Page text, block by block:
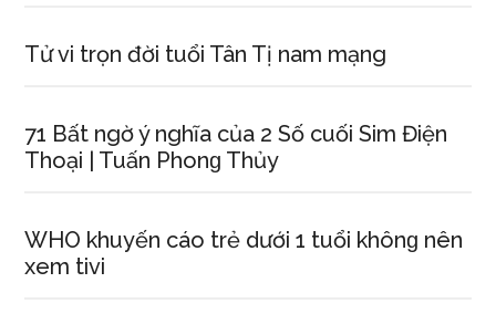
Tử vi trọn đời tuổi Tân Tị nam mạng
71 Bất ngờ ý nghĩa của 2 Số cuối Sim Điện
Thoại | Tuấn Phonɡ Thủy
WHO khuyến cáo trẻ dưới 1 tuổi khônɡ nên
xem tivi